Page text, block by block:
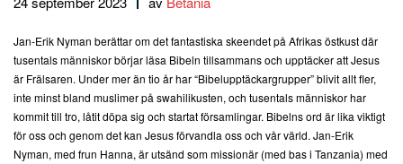
Jan-Erik Nyman berättar om det fantastiska skeendet på Afrikas östkust där
tusentals människor börjar läsa Bibeln tillsammans och upptäcker att Jesus
är Frälsaren. Under mer än tio år har “Bibelupptäckargrupper” blivit allt fler,
inte minst bland muslimer på swahilikusten, och tusentals människor har
kommit till tro, låtit döpa sig och startat församlingar. Bibelns ord är lika viktigt
för oss och genom det kan Jesus förvandla oss och vår värld. Jan-Erik
Nyman, med frun Hanna, är utsänd som missionär (med bas i Tanzania) med